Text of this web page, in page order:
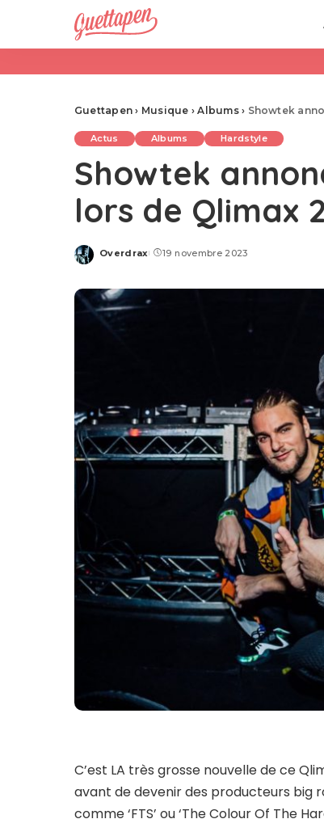
Guettapen › Musique ›Albums› Showtek
Actus Albums Hardstyle
Showtek
lors de Qlimax
Posted
Overdrax 19 novembre 2023
C’est LA très grosse nouvelle de ce
avant de devenir des producteurs big
comme ‘FTS’ ou ‘The Colour Of The